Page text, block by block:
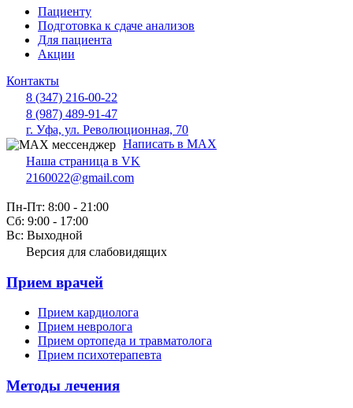
Пациенту
Подготовка к сдаче анализов
Для пациента
Акции
Контакты
8 (347) 216-00-22
8 (987) 489-91-47
г. Уфа, ул. Революционная, 70
Написать в MAX
Наша страница в VK
2160022@gmail.com
Пн-Пт: 8:00 - 21:00
Сб: 9:00 - 17:00
Вс: Выходной
Версия для слабовидящих
Прием врачей
Прием кардиолога
Прием невролога
Прием ортопеда и травматолога
Прием психотерапевта
Методы лечения